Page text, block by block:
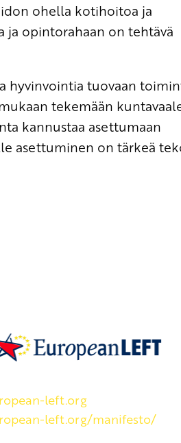
ohella kotihoitoa ja
ja opintorahaan on tehtävä
hyvinvointia tuovaan
tekemään
kannustaa asettumaan
asettuminen on tärkeä
left.org
left.org/manifesto/